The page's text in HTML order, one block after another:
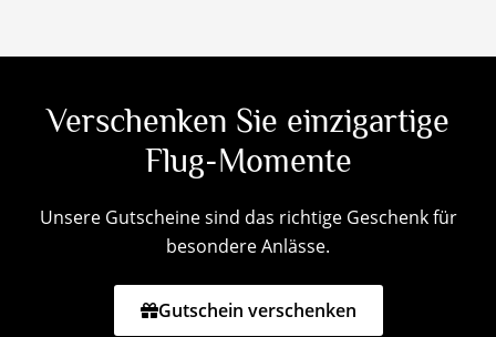
Verschenken Sie einzigartige
Flug-Momente
Unsere Gutscheine sind das richtige Geschenk für
besondere Anlässe.
Gutschein verschenken